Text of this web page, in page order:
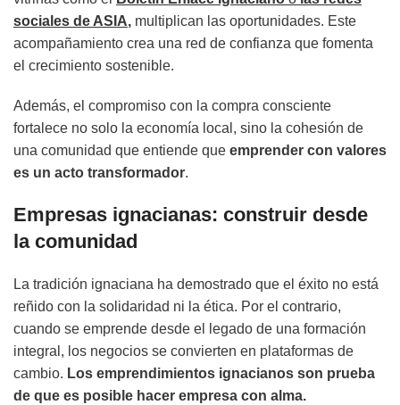
sociales de ASIA, multiplican las oportunidades. Este
acompañamiento crea una red de confianza que fomenta
el crecimiento sostenible.
Además, el compromiso con la compra consciente
fortalece no solo la economía local, sino la cohesión de
una comunidad que entiende que emprender con valores
es un acto transformador.
Empresas ignacianas: construir desde
la comunidad
La tradición ignaciana ha demostrado que el éxito no está
reñido con la solidaridad ni la ética. Por el contrario,
cuando se emprende desde el legado de una formación
integral, los negocios se convierten en plataformas de
cambio. Los emprendimientos ignacianos son prueba
de que es posible hacer empresa con alma.